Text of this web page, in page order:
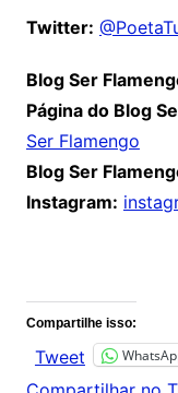
Twitter:
Blog Ser
Página do Blog
Ser Flamengo
Blog Ser
Instagram:
Compartilhe isso:
Tweet